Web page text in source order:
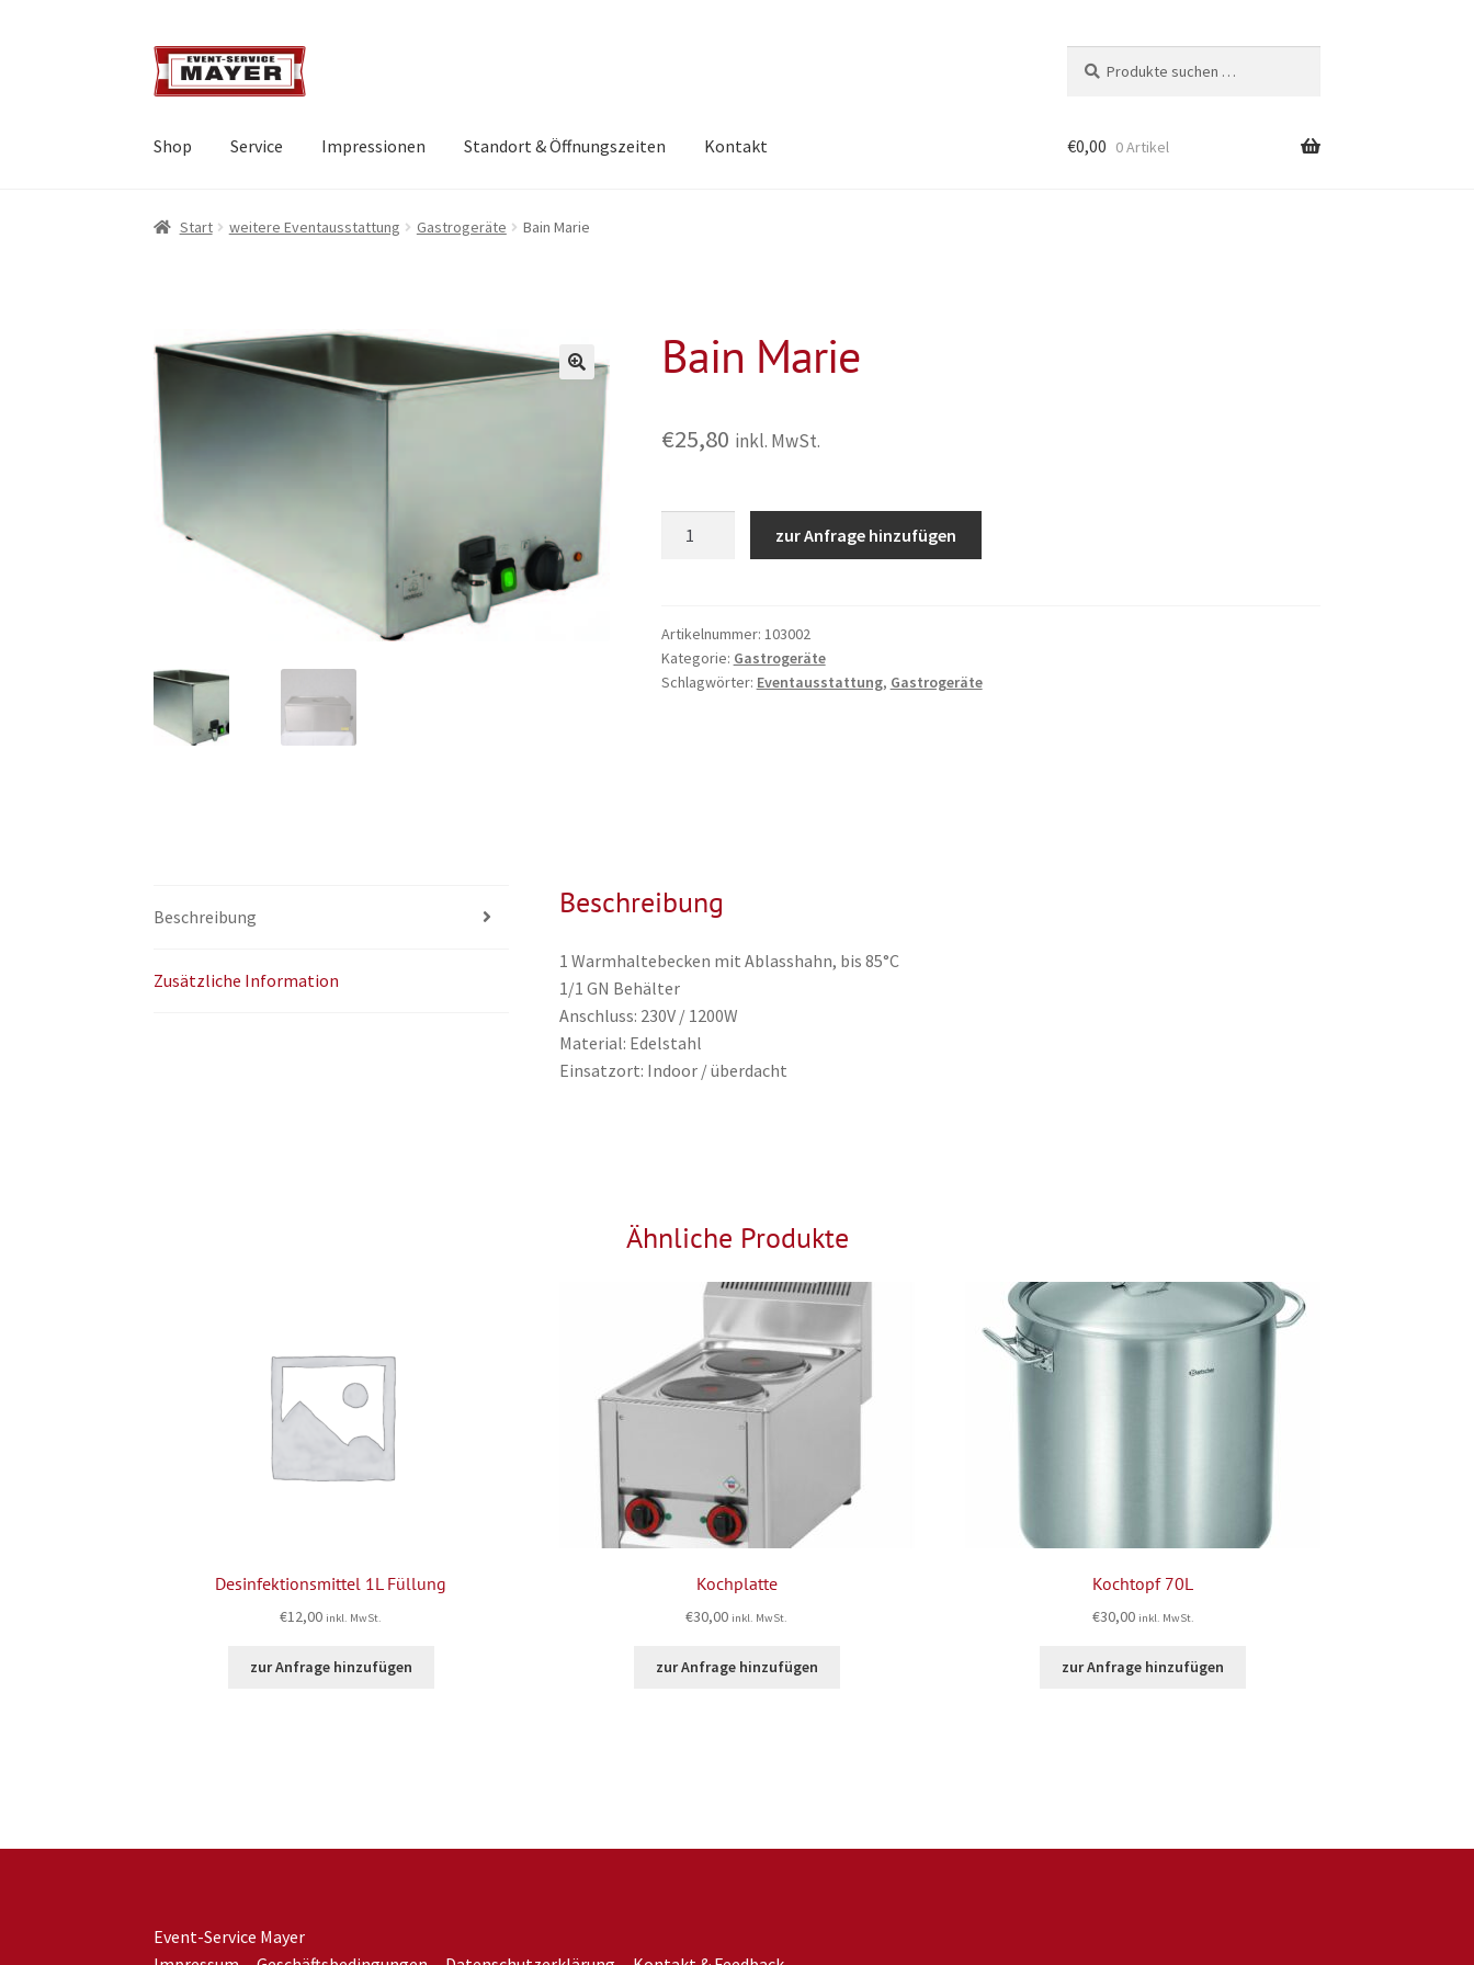
nach:
Shop Service Impressionen Standort & Öffnungszeiten Kontakt €0,00 0 Artikel
Start weitere Eventausstattung Gastrogeräte Bain Marie
Bain Marie
€25,80 inkl. MwSt.
zur Anfrage hinzufügen
Artikelnummer: 103002
Kategorie: Gastrogeräte
Schlagwörter: Eventausstattung, Gastrogeräte
Beschreibung
Zusätzliche Information
Beschreibung
1 Warmhaltebecken mit Ablasshahn, bis 85°C
1/1 GN Behälter
Anschluss: 230V / 1200W
Material: Edelstahl
Einsatzort: Indoor / überdacht
Ähnliche Produkte
Desinfektionsmittel 1L Füllung
€12,00 inkl. MwSt.
zur Anfrage hinzufügen
Kochplatte
€30,00 inkl. MwSt.
zur Anfrage hinzufügen
Kochtopf 70L
€30,00 inkl. MwSt.
zur Anfrage hinzufügen
Event-Service Mayer